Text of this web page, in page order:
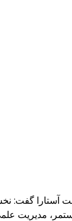
گفت:
مدیریت